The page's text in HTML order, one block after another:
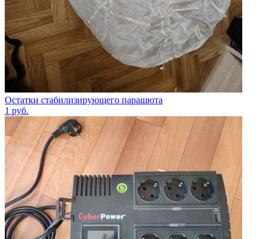
Остатки стабилизирующего парашюта
1 руб.